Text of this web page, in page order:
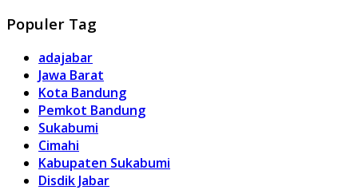
Populer Tag
adajabar
Jawa Barat
Kota Bandung
Pemkot Bandung
Sukabumi
Cimahi
Kabupaten Sukabumi
Disdik Jabar